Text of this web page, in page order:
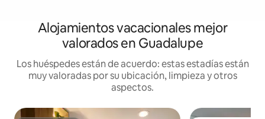
Alojamientos vacacionales mejor
valorados en Guadalupe
Los huéspedes están de acuerdo: estas estadías están
muy valoradas por su ubicación, limpieza y otros
aspectos.